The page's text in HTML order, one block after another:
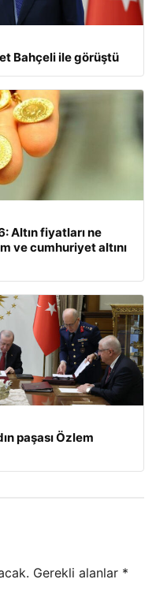
Bahçeli ile görüştü
Altın fiyatları ne
ve cumhuriyet altını
paşası Özlem
Gerekli alanlar *